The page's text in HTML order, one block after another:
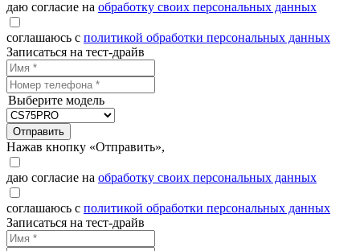
даю согласие на обработку своих персональных данных
соглашаюсь с политикой обработки персональных данных
Записаться на тест-драйв
Выберите модель
Отправить
Нажав кнопку «Отправить»,
даю согласие на обработку своих персональных данных
соглашаюсь с политикой обработки персональных данных
Записаться на тест-драйв